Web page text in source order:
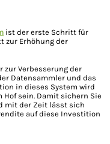
ist der erste Schritt für
zur Erhöhung der
zur Verbesserung der
Datensammler und das
in dieses System wird
sein. Damit sichern Sie
mit der Zeit lässt sich
auf diese Investition